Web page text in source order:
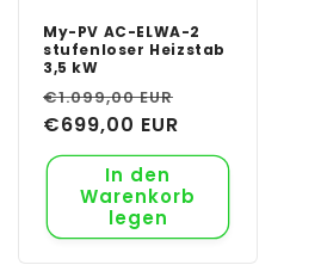
My-PV AC-ELWA-2
stufenloser Heizstab
3,5 kW
Normaler
Preis
€1.099,00 EUR
€699,00 EUR
In den
Warenkorb
legen